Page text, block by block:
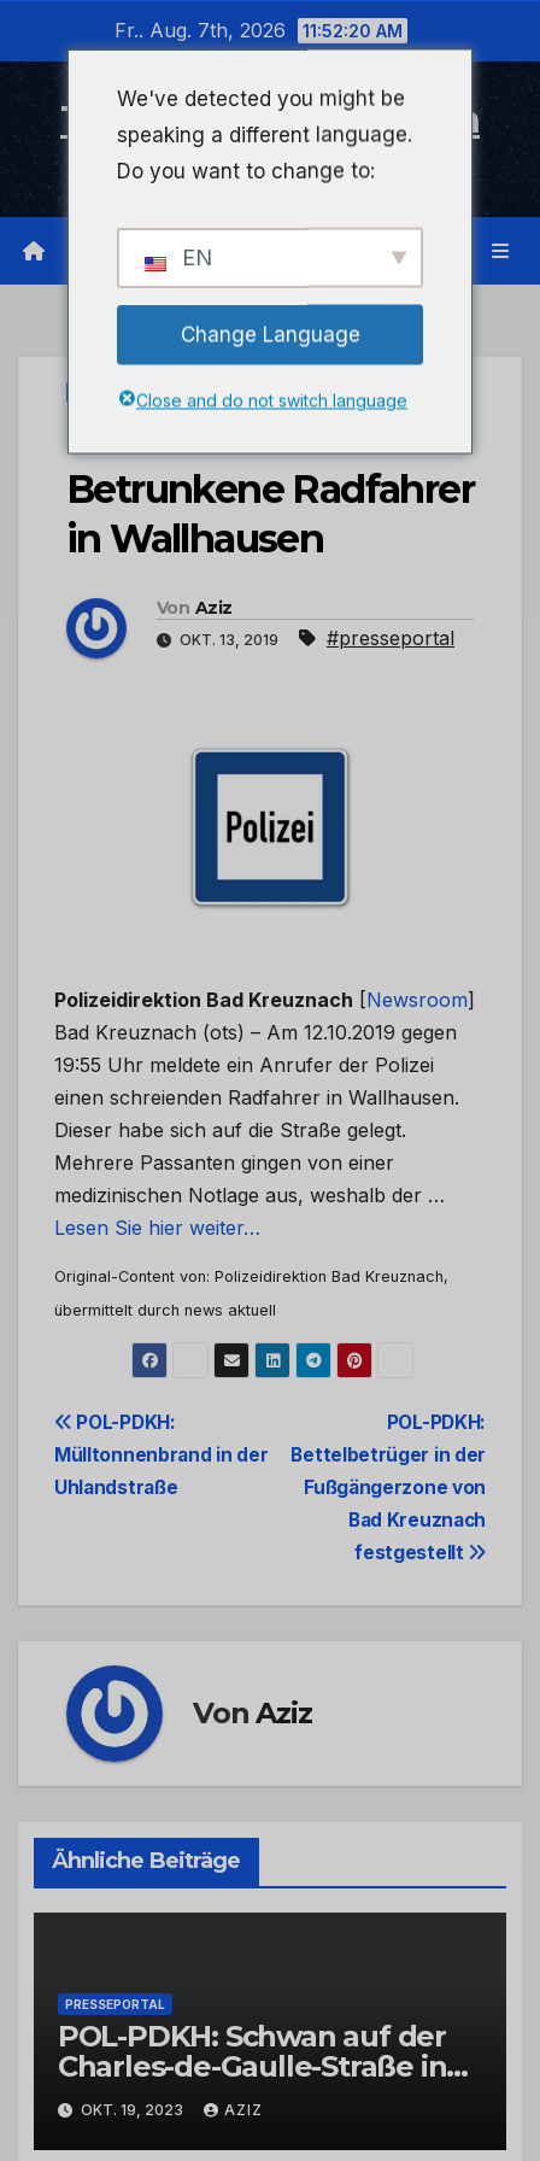
wechseln
Fr.. Aug. 7th, 2026 11:52:21 AM
Timeline Bad Kreuznach
Infonetzwerk für Bad Kreuznach
PRESSEPORTAL
POL-PDKH:
Betrunkene Radfahrer
in Wallhausen
Von Aziz
OKT. 13, 2019 #presseportal
Polizeidirektion Bad Kreuznach [Newsroom]
Bad Kreuznach (ots) – Am 12.10.2019 gegen
19:55 Uhr meldete ein Anrufer der Polizei
einen schreienden Radfahrer in Wallhausen.
Dieser habe sich auf die Straße gelegt.
Mehrere Passanten gingen von einer
medizinischen Notlage aus, weshalb der …
Lesen Sie hier weiter…
Original-Content von: Polizeidirektion Bad Kreuznach,
übermittelt durch news aktuell
Beitrags-
Navigation
POL-PDKH:
Bettelbetrüger in der
Fußgängerzone von
Bad Kreuznach
festgestellt
POL-PDKH:
Mülltonnenbrand in der
Uhlandstraße
VonAziz
Ähnliche Beiträge
PRESSEPORTAL
POL-PDKH: Schwan auf der
Charles-de-Gaulle-Straße in
Bad Kreuznach beeinflusst
Feierabendverkehr
OKT. 19, 2023 AZIZ
We've detected you might be
speaking a different language.
Do you want to change to:
EN
Change Language
Close and do not switch language